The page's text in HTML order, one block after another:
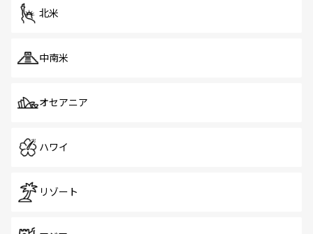
北米
中南米
オセアニア
ハワイ
リゾート